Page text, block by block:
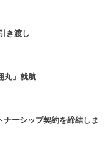
き渡し
丸」就航
ーシップ契約を締結しま